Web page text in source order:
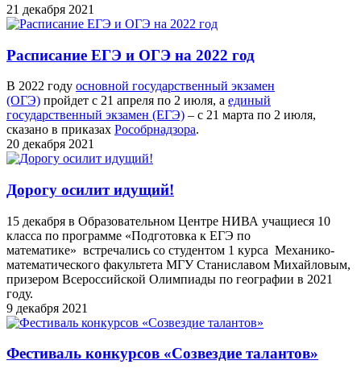
21 декабря 2021
Расписание ЕГЭ и ОГЭ на 2022 год
В 2022 году основной государственный экзамен
(ОГЭ) пройдет с 21 апреля по 2 июля, а единый
государственный экзамен (ЕГЭ) – с 21 марта по 2 июля,
сказано в приказах Рособрнадзора.
20 декабря 2021
Дорогу осилит идущий!
15 декабря в Образовательном Центре НИВА учащиеся 10
класса по программе «Подготовка к ЕГЭ по
математике» встречались со студентом 1 курса Механико-
математического факультета МГУ Станиславом Михайловым,
призером Всероссийской Олимпиады по географии в 2021
году.
9 декабря 2021
Фестиваль конкурсов «Созвездие талантов»